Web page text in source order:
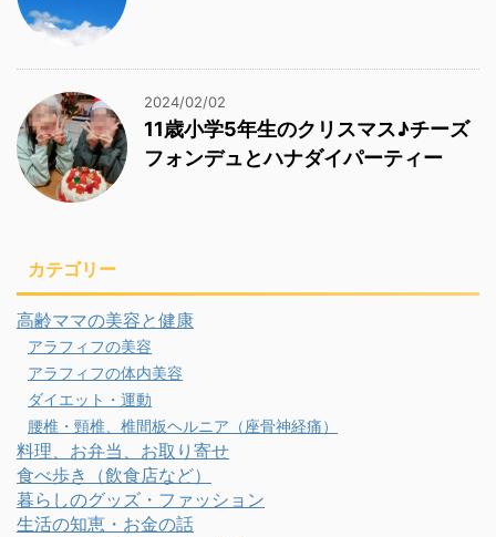
2024/02/02
11歳小学5年生のクリスマス♪チーズ
フォンデュとハナダイパーティー
カテゴリー
高齢ママの美容と健康
アラフィフの美容
アラフィフの体内美容
ダイエット・運動
腰椎・頸椎、椎間板ヘルニア（座骨神経痛）
料理、お弁当、お取り寄せ
食べ歩き（飲食店など）
暮らしのグッズ・ファッション
生活の知恵・お金の話